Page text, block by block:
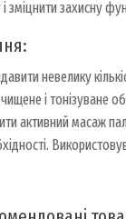
зміцнити захисну
невелику
і тонізуване
активний масаж